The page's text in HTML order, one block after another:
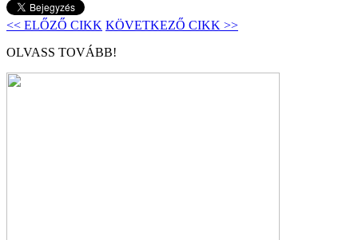
<< ELŐZŐ CIKK KÖVETKEZŐ CIKK >>
OLVASS TOVÁBB!